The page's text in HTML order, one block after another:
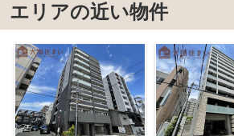
エリアの近い物件